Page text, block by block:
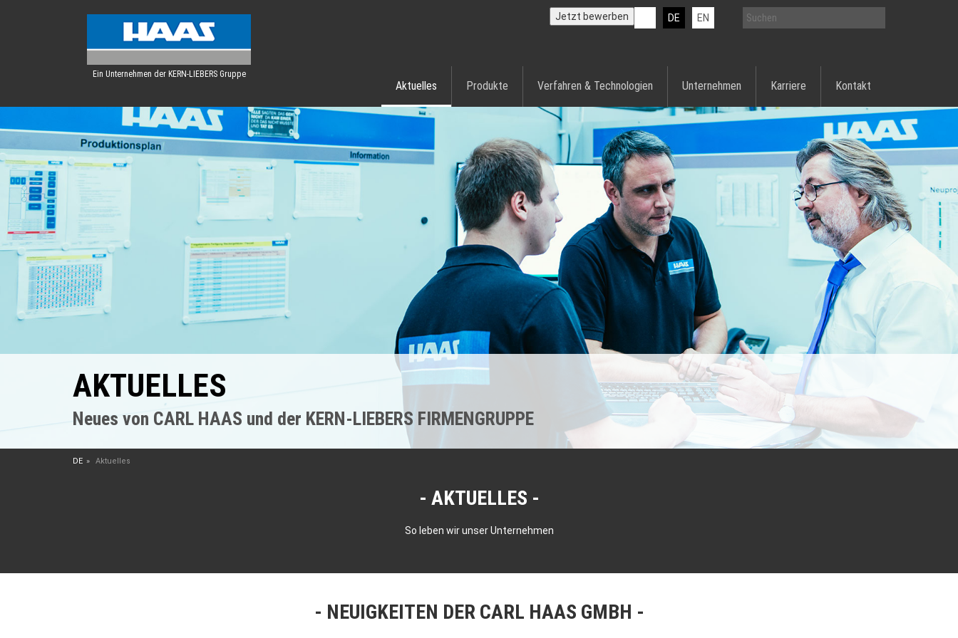
Ein Unternehmen der KERN-LIEBERS Gruppe
DE EN
Jetzt bewerben
Aktuelles Produkte Verfahren & Technologien Unternehmen Karriere Kontakt
AKTUELLES
Neues von CARL HAAS und der KERN-LIEBERS FIRMENGRUPPE
DE Aktuelles
AKTUELLES
So leben wir unser Unternehmen
NEUIGKEITEN DER CARL HAAS GMBH